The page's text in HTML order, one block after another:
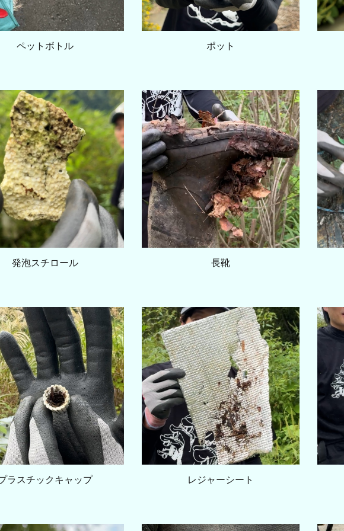
ペットボトル ポット
発泡スチロール 長靴
ラスチックキャップ レジャーシート